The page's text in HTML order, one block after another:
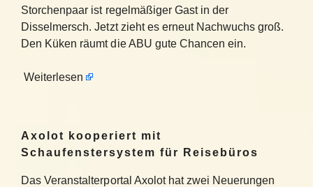
Storchenpaar ist regelmäßiger Gast in der
Disselmersch. Jetzt zieht es erneut Nachwuchs groß.
Den Küken räumt die ABU gute Chancen ein.
Weiterlesen
Axolot kooperiert mit
Schaufenstersystem für Reisebüros
Das Veranstalterportal Axolot hat zwei Neuerungen